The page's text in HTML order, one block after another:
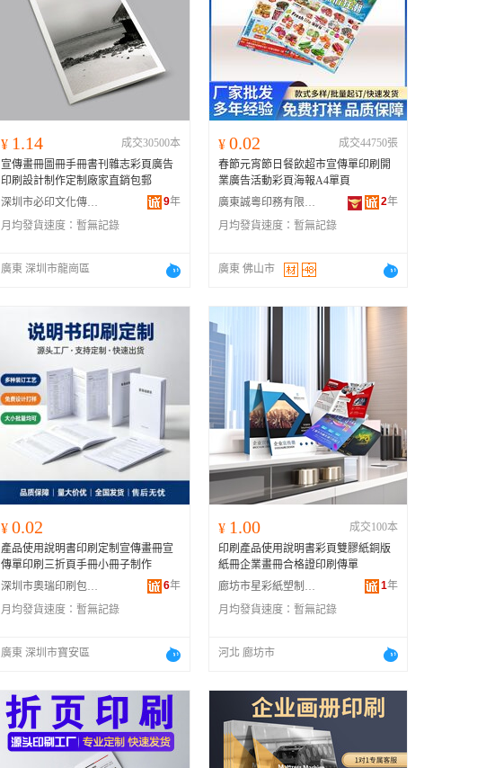
¥ 1.14
成交30500本
宣傳畫冊圖冊手冊書刊雜志彩頁廣告
印刷設計制作定制廠家直銷包郵
深圳市必印文化傳播有限公司
9年
月均發貨速度： 暫無記錄
廣東 深圳市龍崗區
¥ 0.02
成交44750張
春節元宵節日餐飲超市宣傳單印刷開
業廣告活動彩頁海報A4單頁
廣東誠粵印務有限公司
2年
月均發貨速度： 暫無記錄
廣東 佛山市
¥ 0.02
產品使用說明書印刷定制宣傳畫冊宣
傳單印刷三折頁手冊小冊子制作
深圳市奧瑞印刷包裝有限公司
6年
月均發貨速度： 暫無記錄
廣東 深圳市寶安區
¥ 1.00
成交100本
印刷產品使用說明書彩頁雙膠紙銅版
紙冊企業畫冊合格證印刷傳單
廊坊市星彩紙塑制品有限公司
1年
月均發貨速度： 暫無記錄
河北 廊坊市